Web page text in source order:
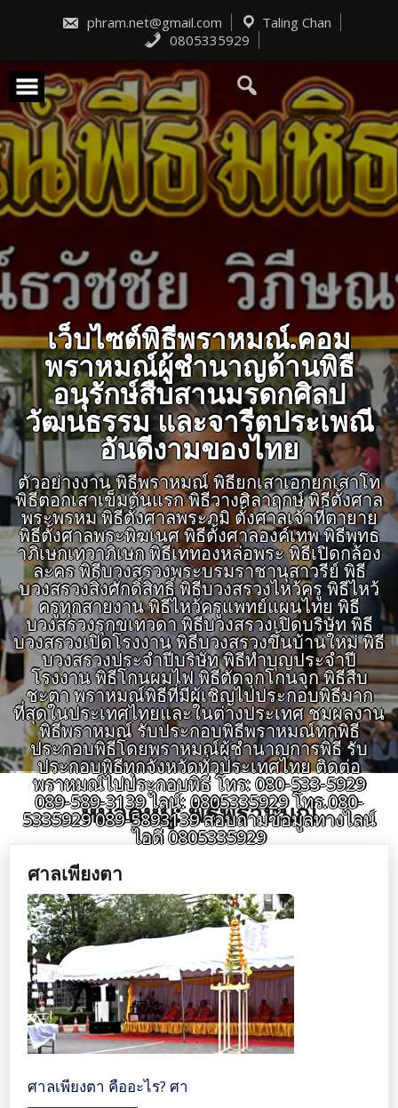
phram.net@gmail.com
Taling Chan
0805335929
เว็บไซต์พิธีพราหมณ์.คอม
พราหมณ์ผู้ชำนาญด้านพิธี
อนุรักษ์สืบสานมรดกศิลป
วัฒนธรรม และจารีตประเพณี
อันดีงามของไทย
ตัวอย่างงาน พิธีพราหมณ์ พิธียกเสาเอกยกเสาโท
พิธีตอกเสาเข็มต้นแรก พิธีวางศิลาฤกษ์ พิธีตั้งศาล
พระพรหม พิธีตั้งศาลพระภูมิ ตั้งศาลเจ้าที่ตายาย
พิธีตั้งศาลพระพิฆเนศ พิธีตั้งศาลองค์เทพ พิธีพุทธ
าภิเษกเทวาภิเษก พิธีเททองหล่อพระ พิธีเปิดกล้อง
ละคร พิธีบวงสรวงพระบรมราชานุสาวรีย์ พิธี
บวงสรวงสิ่งศักดิ์สิทธิ์ พิธีบวงสรวงไหว้ครู พิธีไหว้
ครูทุกสายงาน พิธีไหว้ครูแพทย์แผนไทย พิธี
บวงสรวงรุกขเทวดา พิธีบวงสรวงเปิดบริษัท พิธี
บวงสรวงเปิดโรงงาน พิธีบวงสรวงขึ้นบ้านใหม่ พิธี
บวงสรวงประจำปีบริษัท พิธีทำบุญประจำปี
โรงงาน พิธีโกนผมไฟ พิธีตัดจุกโกนจุก พิธีสืบ
ชะตา พราหมณ์พิธีที่มีผู้เชิญไปประกอบพิธีมาก
ที่สุดในประเทศไทยและในต่างประเทศ ชมผลงาน
พิธีพราหมณ์ รับประกอบพิธีพราหมณ์ทุกพิธี
ประกอบพิธีโดยพราหมณ์ผู้ชำนาญการพิธี รับ
ประกอบพิธีทุกจังหวัดทั่วประเทศไทย ติดต่อ
พราหมณ์ไปประกอบพิธี โทร: 080-533-5929
089-589-3139 ไลน์: 0805335929 โทร.080-
5335929 089-5893139 สอบถามข้อมูลทางไลน์
ไอดี 0805335929
หมวดหมู่:พิธีพราหมณ์
ศาลเพียงตา
ศาลเพียงตา คืออะไร? ศา